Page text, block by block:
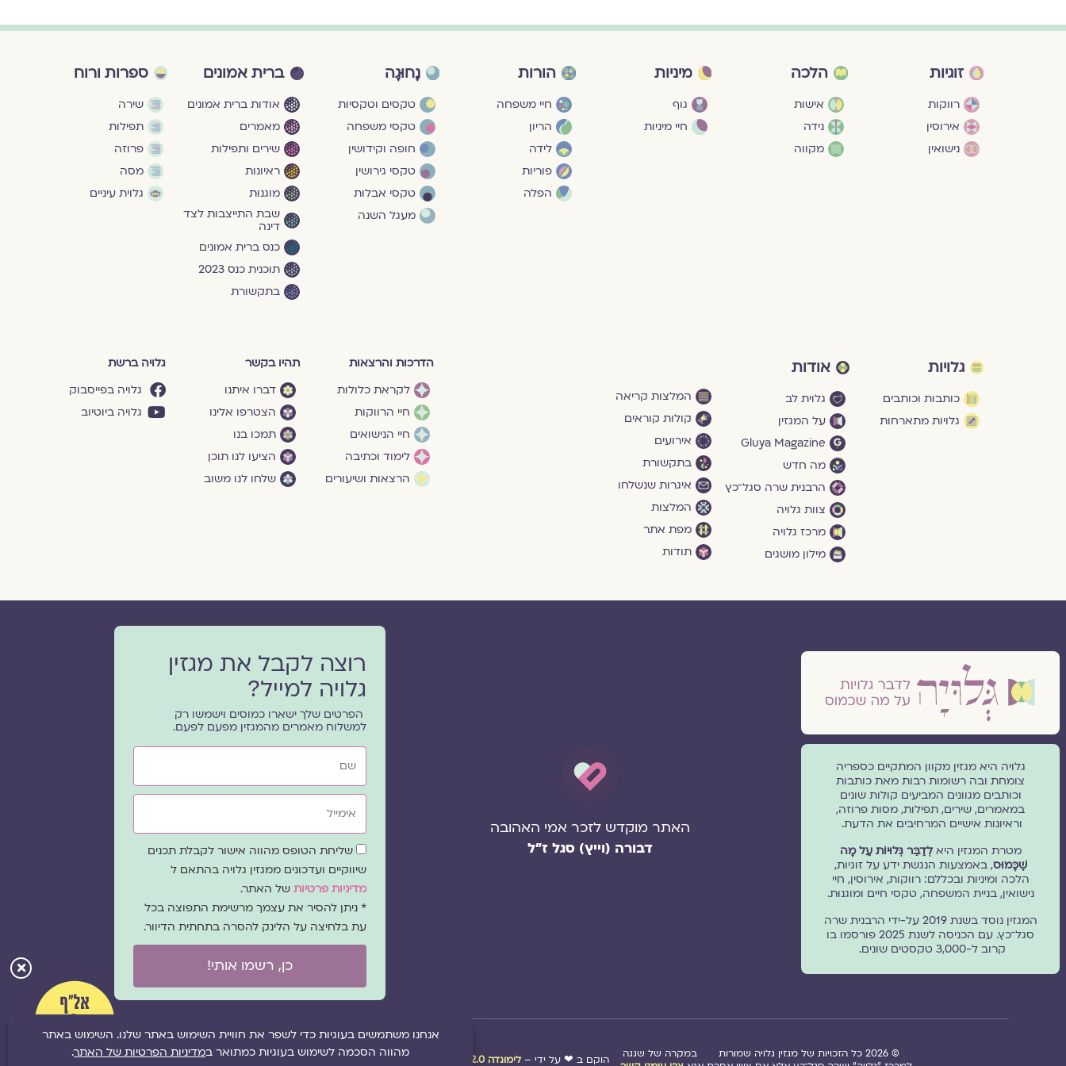
זוגיות
רווקות
אירוסין
נישואין
הלכה
אישות
נידה
מקווה
מיניות
גוף
חיי מיניות
הורות
חיי משפחה
הריון
לידה
פוריות
הפלה
נָחוּגָה
טקסים וטקסיות
טקסי משפחה
חופה וקידושין
טקסי גירושין
טקסי אבלות
מעגל השנה
ברית אמונים
אודות ברית אמונים
מאמרים
שירים ותפילות
ראיונות
מוגנוּת
שבת התייצבות לצד
דינה
כנס ברית אמונים
תוכנית כנס 2023
בתקשורת
ספרות ורוח
שירה
תפילות
פרוזה
מסה
גלוית עיניים
גלויות
כותבות וכותבים
גלויות מתארחות
אודות
גלוית לב
על המגזין
Gluya Magazine
מה חדש
הרבנית שרה סגל־כץ
צוות גלויה
מרכז גלויה
מילון מושגים
המלצות קריאה
קולות קוראים
אירועים
בתקשורת
איגרות שנשלחו
המלצות
מפת אתר
תודות
הדרכות והרצאות
לקראת כלולות
חיי הרווקות
חיי הנישואים
לימוד וכתיבה
הרצאות ושיעורים
תהיו בקשר
דברו איתנו
הצטרפו אלינו
תמכו בנו
הציעו לנו תוכן
שלחו לנו משוב
גלויה ברשת
גלויה בפייסבוק
גלויה ביוטיוב
גלויה היא מגזין מקוון המתקיים כספריה
צומחת ובה רשומות רבות מאת כותבות
וכותבים מגוונים המביעים קולות שונים
במאמרים, שירים, תפילות, מסות פרוזה,
וראיונות אישיים המרחיבים את הדעת.
מטרת המגזין היאלְדַבֵּר גְּלוּיוֹת עַל מָה
שֶׁכָּמוּס, באמצעות הנגשת ידע על זוגיות,
הלכה ומיניות ובכללם: רווקות, אירוסין, חיי
נישואין, בניית המשפחה, טקסי חיים ומוגנוּת.
המגזין נוסד בשנת 2019 על-ידי הרבנית שרה
סגל־כץ. עם הכניסה לשנת 2025 פורסמו בו
קרוב ל-3,000 טקסטים שונים.
האתר מוקדש לזכר אמי האהובה
דבורה (וייץ) סגל ז"ל
רוצה לקבל את מגזין
גלויה למייל?
הפרטים שלך ישארו כמוסים וישמשו רק
למשלוח מאמרים מהמגזין מפעם לפעם.
שם
אימייל
שדה
הסכמה
שליחת הטופס מהווה אישור לקבלת תכנים
שיווקיים ועדכונים ממגזין גלויה בהתאם ל
מדיניות פרטיות של האתר.
* ניתן להסיר את עצמך מרשימת התפוצה בכל
עת בלחיצה על הלינק להסרה בתחתית הדיוור.
כן, רשמו אותי!
© 2026 כל הזכויות של מגזין גלויה שמורות
במקרה של שגגה
הוקם ב ❤ על ידי – לימונדה 2.0
סטודיו נופר דסקל